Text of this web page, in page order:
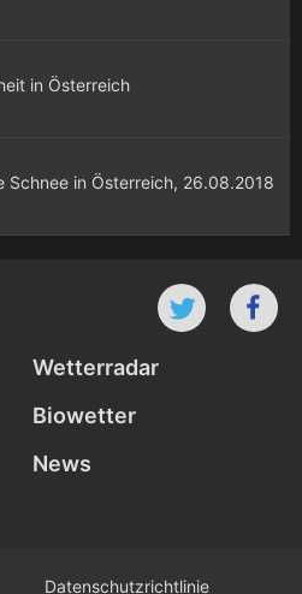
in Österreich
Schnee in Österreich, 26.08.2018
Wetterradar
Biowetter
News
Datenschutz­richtlinie